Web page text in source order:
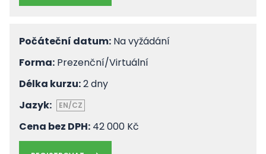
Počáteční datum: Na vyžádání
Forma: Prezenční/Virtuální
Délka kurzu:2 dny
Jazyk:
EN/CZ
Cena bez DPH: 42 000 Kč